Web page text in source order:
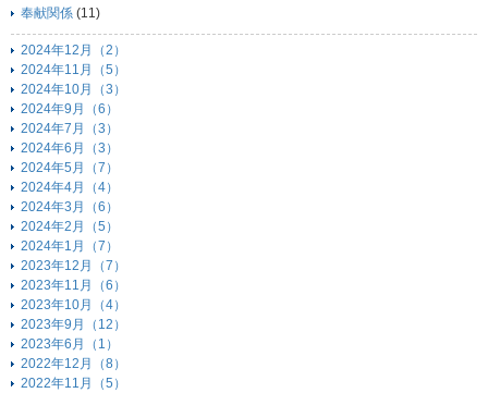
奉献関係 (11)
2024年12月（2）
2024年11月（5）
2024年10月（3）
2024年9月（6）
2024年7月（3）
2024年6月（3）
2024年5月（7）
2024年4月（4）
2024年3月（6）
2024年2月（5）
2024年1月（7）
2023年12月（7）
2023年11月（6）
2023年10月（4）
2023年9月（12）
2023年6月（1）
2022年12月（8）
2022年11月（5）